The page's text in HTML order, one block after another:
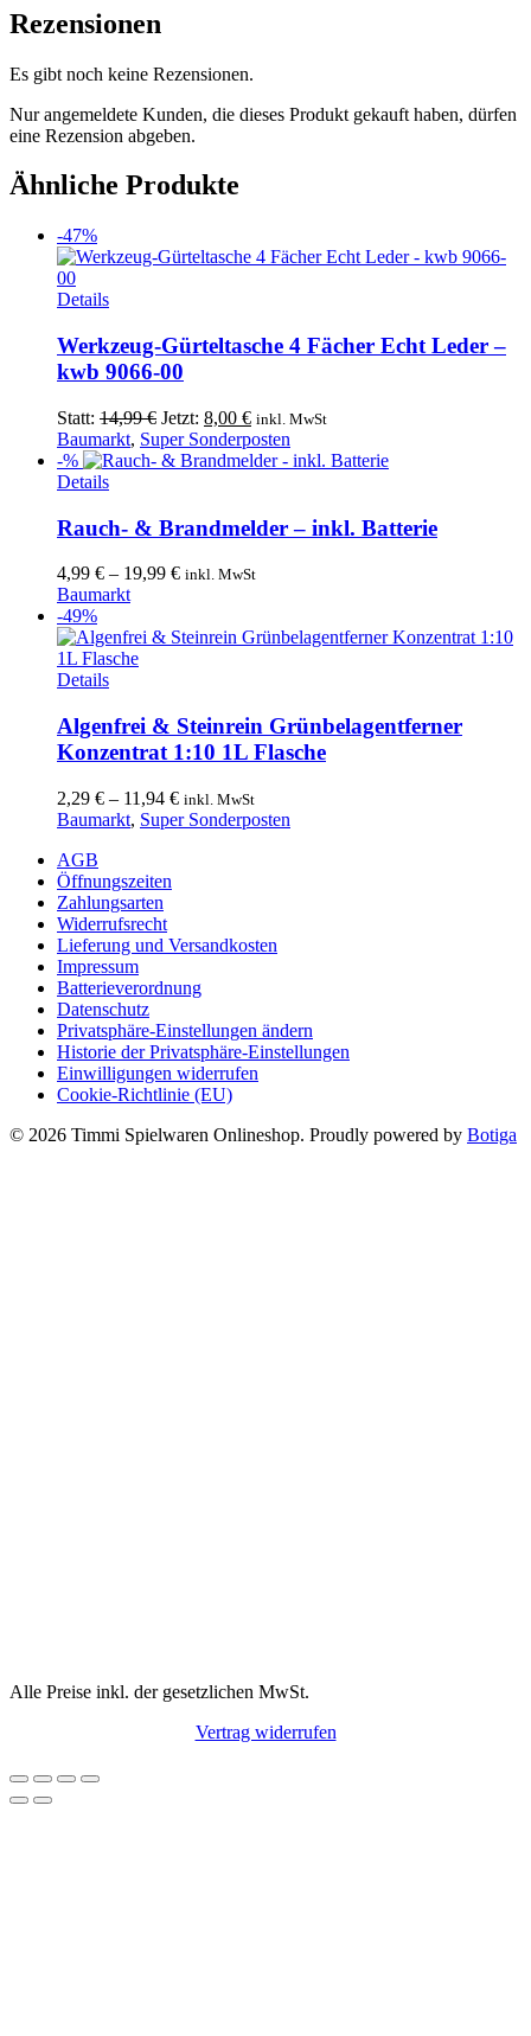
Rezensionen
Es gibt noch keine Rezensionen.
Nur angemeldete Kunden, die dieses Produkt gekauft haben, dürfen
eine Rezension abgeben.
Ähnliche Produkte
-47%
Details
Werkzeug-Gürteltasche 4 Fächer Echt Leder –
kwb 9066-00
Statt: 14,99€ Ursprünglicher
Preis
war:
Jetzt: 8,00 €Aktueller
Preis
ist:
inkl. MwSt
Baumarkt, Super Sonderposten
-%
DetailsDieses
weist
mehrere
Varianten
auf.
Die
Optionen
können
auf
der
Produktseite
gewählt
werden
Rauch- & Brandmelder – inkl. Batterie
4,99 € – 19,99 € inkl. MwSt
Baumarkt
-49%
DetailsDieses
weist
mehrere
Varianten
Die
Optionen
der
Produktseite
gewählt
werden
Algenfrei & Steinrein Grünbelagentferner
Konzentrat 1:10 1L Flasche
2,29 € – 11,94 € inkl. MwSt
Baumarkt, Super Sonderposten
AGB
Öffnungszeiten
Zahlungsarten
Widerrufsrecht
Lieferung und Versandkosten
Impressum
Batterieverordnung
Datenschutz
Privatsphäre-Einstellungen ändern
Historie der Privatsphäre-Einstellungen
Einwilligungen widerrufen
Cookie-Richtlinie (EU)
© 2026 Timmi Spielwaren Onlineshop. Proudly powered by Botiga
Alle Preise inkl. der gesetzlichen MwSt.
Vertrag widerrufen